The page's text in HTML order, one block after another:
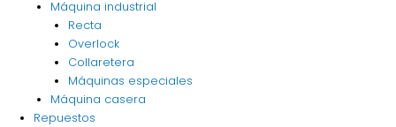
Máquina industrial
Recta
Overlock
Collaretera
Máquinas especiales
Máquina casera
Repuestos